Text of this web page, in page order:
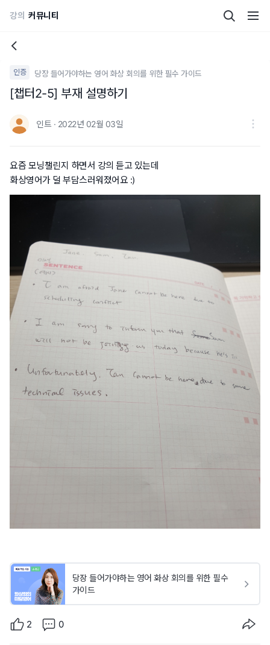
강의 커뮤니티
인증 당장 들어가야하는 영어 화상 회의를 위한 필수 가이드
[챕터2-5] 부재 설명하기
인트 · 2022년 02월 03일
요즘 모닝챌린지 하면서 강의 듣고 있는데
화상영어가 덜 부담스러워졌어요 :)
당장 들어가야하는 영어 화상 회의를 위한 필수
가이드
2 0